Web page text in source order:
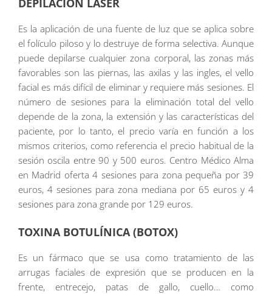
DEPILACIÓN LÁSER
Es la aplicación de una fuente de luz que se aplica sobre
el folículo piloso y lo destruye de forma selectiva. Aunque
puede depilarse cualquier zona corporal, las zonas más
favorables son las piernas, las axilas y las ingles, el vello
facial es más difícil de eliminar y requiere más sesiones. El
número de sesiones para la eliminación total del vello
depende de la zona, la extensión y las características del
paciente, por lo tanto, el precio varía en función a los
mismos criterios, como referencia el precio habitual de la
sesión oscila entre 90 y 500 euros. Centro Médico Alma
en Madrid oferta 4 sesiones para zona pequeña por 39
euros, 4 sesiones para zona mediana por 65 euros y 4
sesiones para zona grande por 129 euros.
TOXINA BOTULÍNICA (BOTOX)
Es un fármaco que se usa como tratamiento de las
arrugas faciales de expresión que se producen en la
frente, entrecejo, patas de gallo, cuello… como